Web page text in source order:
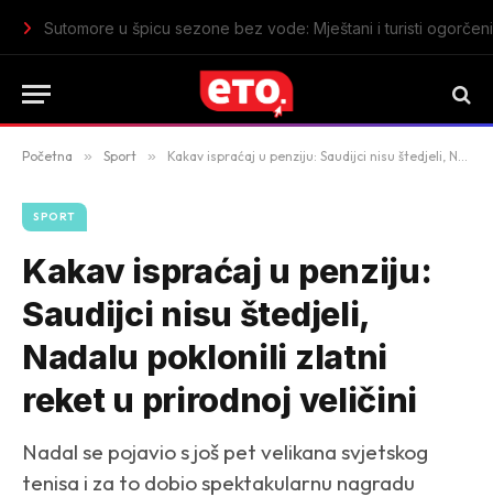
Sutomore u špicu sezone bez vode: Mještani i turisti
Početna » Sport » Kakav ispraćaj u penziju: Saudijci nisu štedjeli, Nadalu poklonili zlatni reket u prirodnoj veličini
SPORT
Kakav ispraćaj u penziju:
Saudijci nisu štedjeli,
Nadalu poklonili zlatni
reket u prirodnoj veličini
Nadal se pojavio s još pet velikana svjetskog
tenisa i za to dobio spektakularnu nagradu